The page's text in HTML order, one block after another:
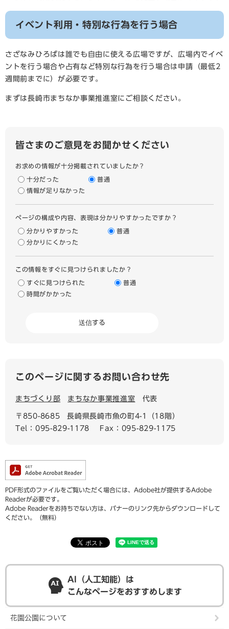
イベント利用・特別な行為を行う場合
さざなみひろばは誰でも自由に使える広場ですが、広場内でイベ
ントを行う場合や占有など特別な行為を行う場合は申請（最低2
週間前までに）が必要です。
まずは長崎市まちなか事業推進室にご相談ください。
皆さまのご意見をお聞かせください
お求めの情報が十分掲載されていましたか？
十分だった
普通
情報が足りなかった
ページの構成や内容、表現は分かりやすかったですか？
分かりやすかった
普通
分かりにくかった
この情報をすぐに見つけられましたか？
すぐに見つけられた
普通
時間がかかった
このページに関するお問い合わせ先
まちづくり部 まちなか事業推進室 代表
〒850-8685
長崎県長崎市魚の町4-1（18階）
Tel：095-829-1178
Fax：095-829-1175
PDF形式のファイルをご覧いただく場合には、Adobe社が提供するAdobe
Readerが必要です。
Adobe Readerをお持ちでない方は、バナーのリンク先からダウンロードして
ください。（無料）
AI（人工知能）は
こんなページをおすすめします
花園公園について